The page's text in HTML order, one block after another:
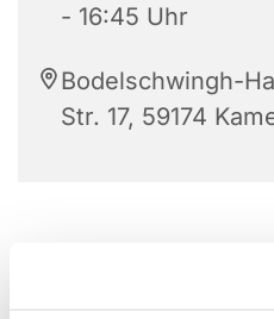
- 16:45 Uhr
Bodelschwingh-
Str. 17, 59174